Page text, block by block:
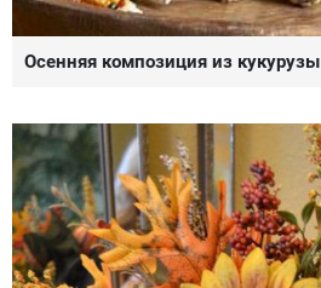
Осенняя композиция из кукурузы